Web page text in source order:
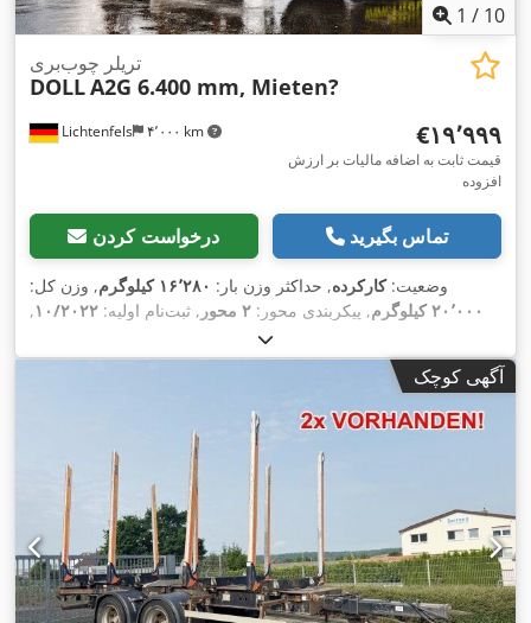
1 / 10
Lichtenfels ۴٬۰۰۰ km
تریلر چوب‌بری
DOLLA2G 6.400 mm, Mieten?
‎€۱۹٬۹۹۹
قیمت ثابت به اضافه مالیات بر ارزش
افزوده
درخواست کردن تماس بگیرید
وضعیت:کارکرده, حداکثر وزن بار: ۱۶٬۲۸۰ کیلوگرم
, وزن کل:
۲۰٬۰۰۰ کیلوگرم
, پیکربندی محور: ۲ محور , ثبت‌نام اولیه: ۱۰/۲۰۲۲,
۶٬۴۰۰
میلی‌متر, عرض کل:۲٬۵۵۰ میلی‌متر , ارتفاع کل:۳٬۹۵۰ میلی‌متر
,
آگهی کوچک